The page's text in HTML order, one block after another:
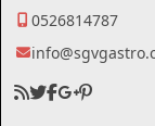
0526814787